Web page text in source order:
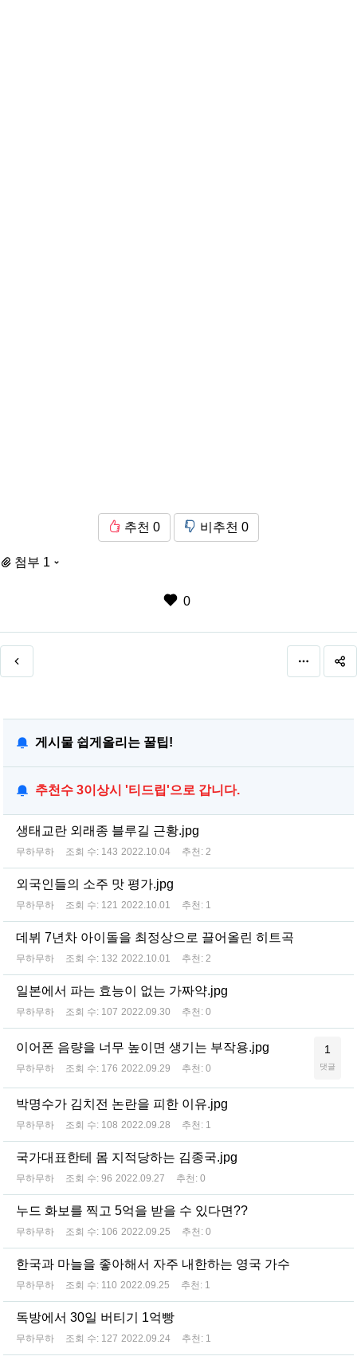
추천 0 비추천 0
첨부 1
0
게시물 쉽게올리는 꿀팁!
추천수 3이상시 '티드립'으로 갑니다.
생태교란 외래종 블루길 근황.jpg
무하무하 조회 수: 143 2022.10.04 추천: 2
외국인들의 소주 맛 평가.jpg
무하무하 조회 수: 121 2022.10.01 추천: 1
데뷔 7년차 아이돌을 최정상으로 끌어올린 히트곡
무하무하 조회 수: 132 2022.10.01 추천: 2
일본에서 파는 효능이 없는 가짜약.jpg
무하무하 조회 수: 107 2022.09.30 추천: 0
이어폰 음량을 너무 높이면 생기는 부작용.jpg
무하무하 조회 수: 176 2022.09.29 추천: 0
1
댓글
박명수가 김치전 논란을 피한 이유.jpg
무하무하 조회 수: 108 2022.09.28 추천: 1
국가대표한테 몸 지적당하는 김종국.jpg
무하무하 조회 수: 96 2022.09.27 추천: 0
누드 화보를 찍고 5억을 받을 수 있다면??
무하무하 조회 수: 106 2022.09.25 추천: 0
한국과 마늘을 좋아해서 자주 내한하는 영국 가수
무하무하 조회 수: 110 2022.09.25 추천: 1
독방에서 30일 버티기 1억빵
무하무하 조회 수: 127 2022.09.24 추천: 1